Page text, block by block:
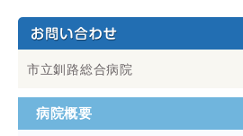
市立釧路総合病院
病院概要